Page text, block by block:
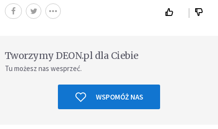
Tworzymy DEON.pl dla Ciebie
Tu możesz nas wesprzeć.
WSPOMÓŻ NAS